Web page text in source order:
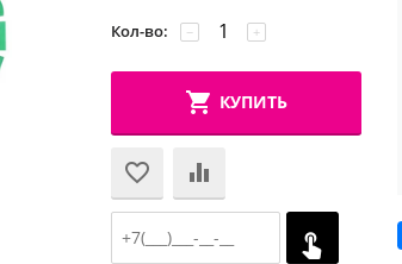
Кол-во: +
−
КУПИТЬ